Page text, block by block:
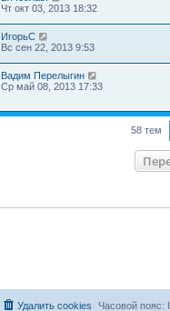
Чт окт 03, 2013 18:32
ИгорьС
Вс сен 22, 2013 9:53
Вадим Перелыгин
Ср май 08, 2013 17:33
58 тем
Часовой пояс:
Удалить cookies